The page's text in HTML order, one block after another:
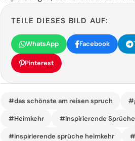
TEILE DIESES BILD AUF:
WhatsApp Facebook
Pinterest
#das schönste am reisen spruch
#Heimkehr #Inspirierende Sprüche
#inspirierende sprüche heimkehr